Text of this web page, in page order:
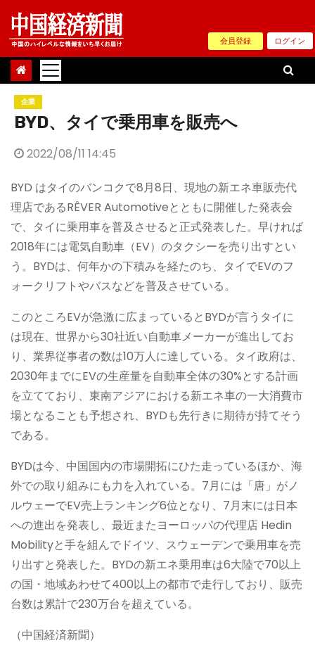
Skip
content
会員登録 ログイン
企業
BYD、タイで乗用車を販売へ
2022/08/11 14:45
BYD はタイのバンコクで8月8日、現地の新エネ車販売代
理店であるRÊVER Automotiveとともに開催した発表会
で、タイに乗用車を普及させると正式発表した。早ければ
2018年には電気自動車（EV）のタクシーを売り出すとい
う。BYDは、何年かの下積みを経たのち、タイでEVのフ
ォークリフトやバスなどを普及させている。
このところEVが急激に広まっているとBYDが言うタイに
は現在、世界から30社近い自動車メーカーが進出してお
り、業界従事者の数は10万人に達している。タイ政府は、
2030年までにEVの生産量を自動車全体の30%とする計画
を立てており、東南アジアにおける新エネ車の一大消費市
場となることも予想され、BYDも先行きに期待が持てそう
である。
BYDは今、中国国内の市場開拓にひた走っているほか、海
外での取り組みにも力を入れている。7月には「唐」がノ
ルウェーでEV売上ランキング6位となり、7月末には日本
への進出を発表し、最近またヨーロッパの代理店 Hedin
Mobilityと手を組んでドイツ、スウェーデンで乗用車を売
り出すと発表した。BYDの新エネ乗用車は6大陸で70以上
の国・地域あわせて400以上の都市で走行しており、販売
台数は累計で230万台を超えている。
（中国経済新聞）